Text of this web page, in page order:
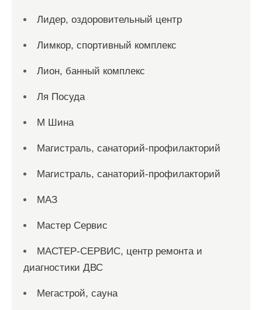
Лидер, оздоровительный центр
Лимкор, спортивный комплекс
Лион, банный комплекс
Ля Посуда
М Шина
Магистраль, санаторий-профилакторий
Магистраль, санаторий-профилакторий
МАЗ
Мастер Сервис
МАСТЕР-СЕРВИС, центр ремонта и
диагностики ДВС
Мегастрой, сауна